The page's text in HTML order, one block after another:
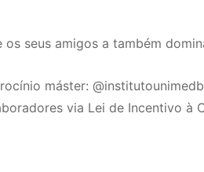
seus amigos a também
máster:
via Lei de Incentivo à